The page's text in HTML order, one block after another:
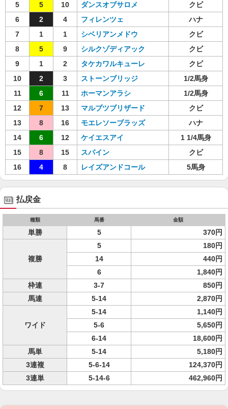
5
5 10 ダンスオブサロメ
クビ
6
2 4 フィレンツェ
ハナ
7
1 1 シベリアンメドウ
クビ
8
5 9 シルクゾディアック
クビ
9
1 2 タケカワルキューレ
クビ
10
2 3 ストーンブリッジ
1/2馬身
11
6 11 ホーマンアラシ
1/2馬身
12
7 13 マルブツブリザード
クビ
13
8 16 モエレソーブラッズ
ハナ
14
6 12 ケイエスアイ
1 1/4馬身
15
8 15 スパイン
クビ
16
4 8 レイズアンドコール 5馬身
払戻金
種類 馬番 金額
単勝 5 370円
複勝
5
180円
14
440円
6
1,840円
枠連
3-7
850円
馬連
5-14 2,870円
ワイド
5-14
1,140円
5-6
5,650円
6-14
18,600円
馬単
5-14
5,180円
3連複
5-6-14
124,370円
3連単
5-14-6 462,960円